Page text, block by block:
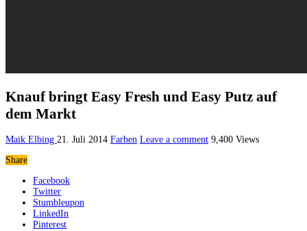
Knauf bringt Easy Fresh und Easy Putz auf
dem Markt
Maik Elbing 21. Juli 2014 Farben Leave a comment 9,400 Views
Share
Facebook
Twitter
Stumbleupon
LinkedIn
Pinterest